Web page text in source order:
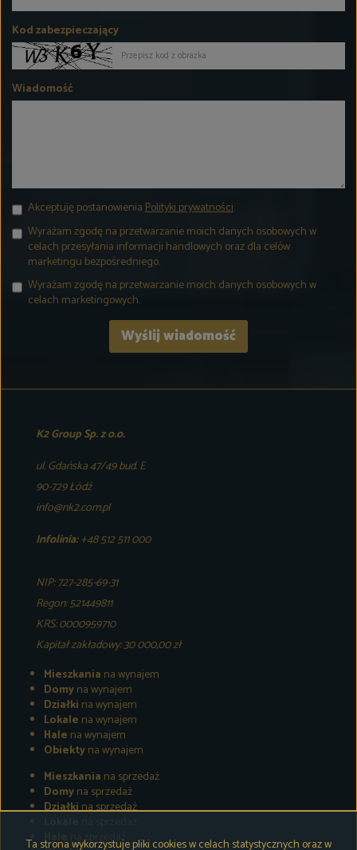
Kod zabezpieczający
Wiadomość
Akceptuję postanowieniaPolityki prywatności.
Wyrażam zgodę na przetwarzanie moich danych osobowych w
celach przesyłania informacji handlowych oraz dla celów
marketingu bezpośredniego.
Wyrażam zgodę na przetwarzanie moich danych osobowych w
celach marketingowych.
K2 Group Sp. z o.o.
ul. Gdańska 47/49 bud. E
90-729 Łódź
info@nk2.com.pl
Infolinia:+48 512 511 000
NIP: 727-285-69-31
Regon: 521449811
KRS: 0000959710
Kapitał zakładowy: 30 000,00 zł
Mieszkania na wynajem
Domyna wynajem
Działki na wynajem
Lokale na wynajem
Hale na wynajem
Obiektyna wynajem
Mieszkania na sprzedaż
Domyna sprzedaż
Działkina sprzedaż
Hale na sprzedaż
Ta strona wykorzystuje pliki cookies w celach statystycznych oraz w